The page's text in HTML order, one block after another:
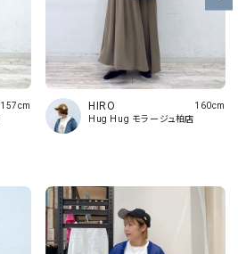
157cm HIRO
Hug Hug モラージュ柏店
160cm